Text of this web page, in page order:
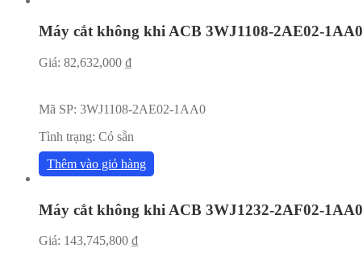
Máy cắt không khi ACB 3WJ1108-2AE02-1AA0
Giá: 82,632,000 ₫
Mã SP: 3WJ1108-2AE02-1AA0
Tình trạng: Có sẵn
Thêm vào giỏ hàng
Máy cắt không khi ACB 3WJ1232-2AF02-1AA0
Giá: 143,745,800 ₫